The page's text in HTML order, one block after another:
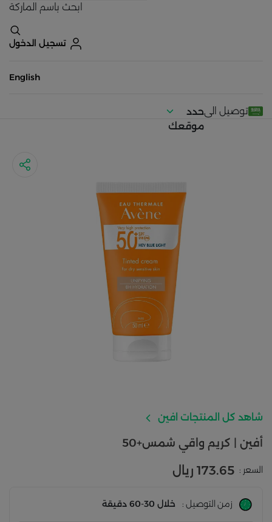
ابحث باسم الماركة
تسجيل الدخول
English
توصيل الىحدد
موقعك
شاهد كل المنتجات افين
أفين | كريم واقي شمس+50
السعر : 173.65 ريال
زمن التوصيل : خلال 30-60 دقيقة